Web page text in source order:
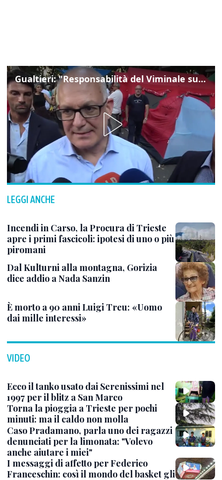
Gualtieri: "Responsabilità del Viminale su Spin Time? La posizione dei partiti è nota"
LEGGI ANCHE
Incendi in Carso, la Procura di Trieste
apre i primi fascicoli: ipotesi di uno o più
piromani
Dal Kulturni alla montagna, Gorizia
dice addio a Nada Sanzin
È morto a 90 anni Luigi Treu: «Uomo
dai mille interessi»
VIDEO
Ecco il tanko usato dai Serenissimi nel
1997 per il blitz a San Marco
Torna la pioggia a Trieste per pochi
minuti: ma il caldo non molla
Caso Pradamano, parla uno dei ragazzi
denunciati per la limonata: "Volevo
anche aiutare i miei"
I messaggi di affetto per Federico
Franceschin: così il mondo del basket gli